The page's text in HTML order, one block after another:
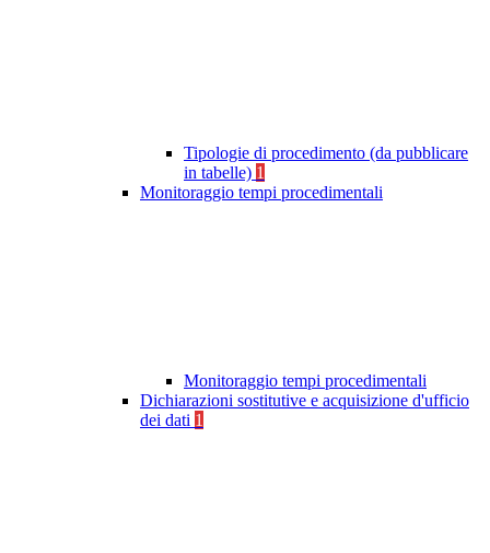
Tipologie di procedimento (da pubblicare
in tabelle) 1
Monitoraggio tempi procedimentali
Monitoraggio tempi procedimentali
Dichiarazioni sostitutive e acquisizione d'ufficio
dei dati 1